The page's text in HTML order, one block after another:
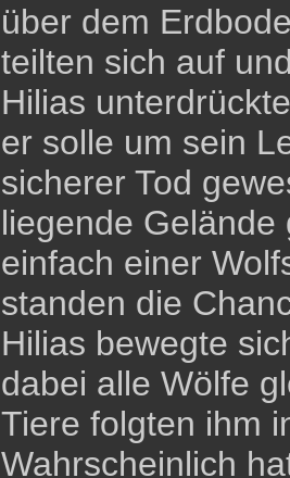
über dem
teilten sich auf
Hilias
er solle um sein
sicherer Tod
liegende
einfach einer
standen die
Hilias bewegte
dabei alle Wölfe
Tiere folgten ihm
Wahrscheinlich